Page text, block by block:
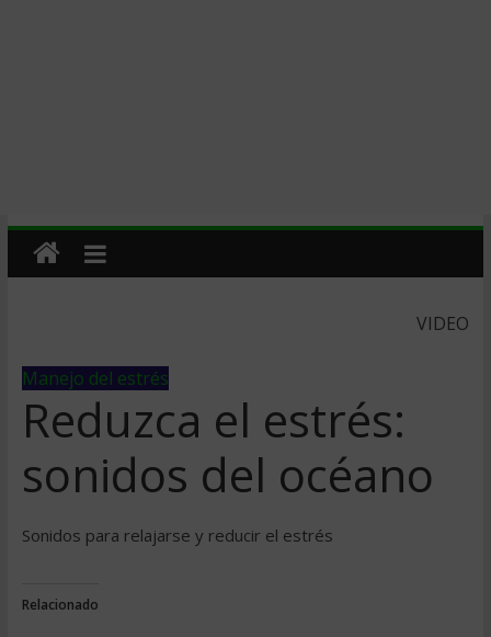
VIDEO
Manejo del estrés
Reduzca el estrés:
sonidos del océano
Sonidos para relajarse y reducir el estrés
Relacionado